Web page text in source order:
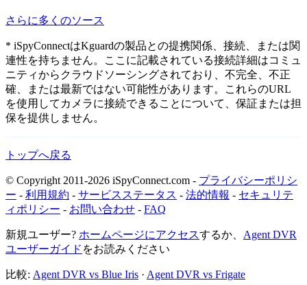
さらに多くのソース
* iSpyConnectはKguardの製品との提携関係、接続、または関
連性を持ちません。ここに記載されている接続詳細はコミュ
ニティからクラウドソーシングされており、不完全、不正
確、または最新ではない可能性があります。これらのURL
を使用してカメラに接続できることについて、保証または担
保を提供しません。
トップへ戻る
© Copyright 2011-2026 iSpyConnect.com - プライバシーポリシ
ー - 利用規約 - サービスステータス - 法的情報 - セキュリテ
ィポリシー - お問い合わせ - FAQ
新規ユーザー? ホームページにアクセスするか、 Agent DVR
ユーザーガイド をお読みください
比較: Agent DVR vs Blue Iris · Agent DVR vs Frigate